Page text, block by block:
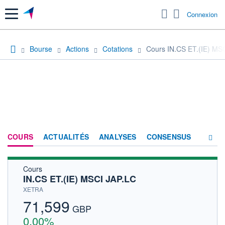
Menu Connexion
Bourse Actions Cotations Cours IN.CS ET.(IE)
COURS ACTUALITÉS ANALYSES CONSENSUS
Cours
IN.CS ET.(IE) MSCI JAP.LC
XETRA
71,599 GBP
0,00%